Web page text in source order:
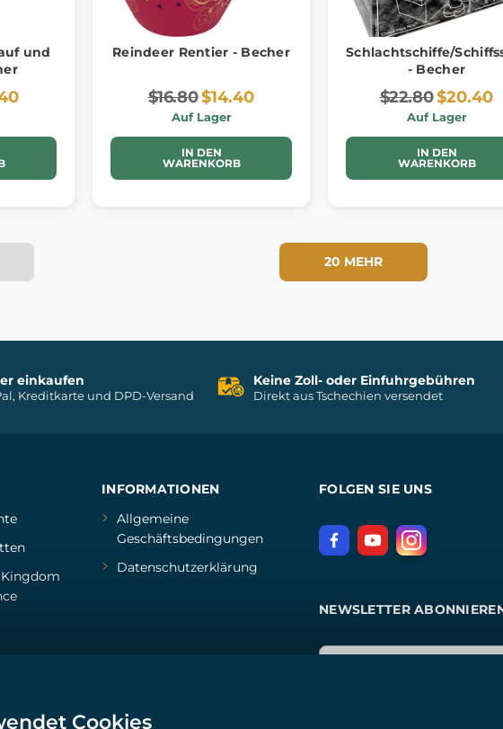
und
Reindeer Rentier - Becher
$16.80$14.40
Auf Lager
IN DEN
WARENKORB
Schlachtschiffe/
- Becher
$22.80$20.40
Auf Lager
IN DEN
WARENKORB
20 MEHR
einkaufen
Kreditkarte und DPD-Versand
Keine Zoll- oder Einfuhrgebühren
Direkt aus Tschechien versendet
Kingdom
INFORMATIONEN
Allgemeine
Geschäftsbedingungen
Datenschutzerklärung
FOLGEN SIE UNS
NEWSLETTER
Cookies